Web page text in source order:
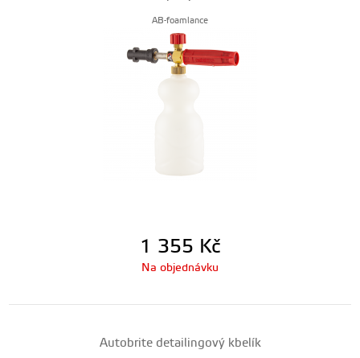
AB-foamlance
1 355 Kč
Na objednávku
Autobrite detailingový kbelík